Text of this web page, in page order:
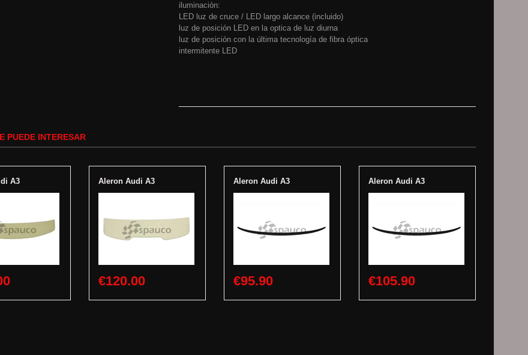
iluminación:
LED luz de cruce / LED largo alcance (incluido)
luz de posición LED en la optica de luz diurna
luz de posición con la última tecnología de fibra óptica
intermitente LED
PUEDE INTERESAR
A3 Aleron Audi A3
€120.00
Aleron Audi A3
€95.90
Aleron Audi A3
€105.90